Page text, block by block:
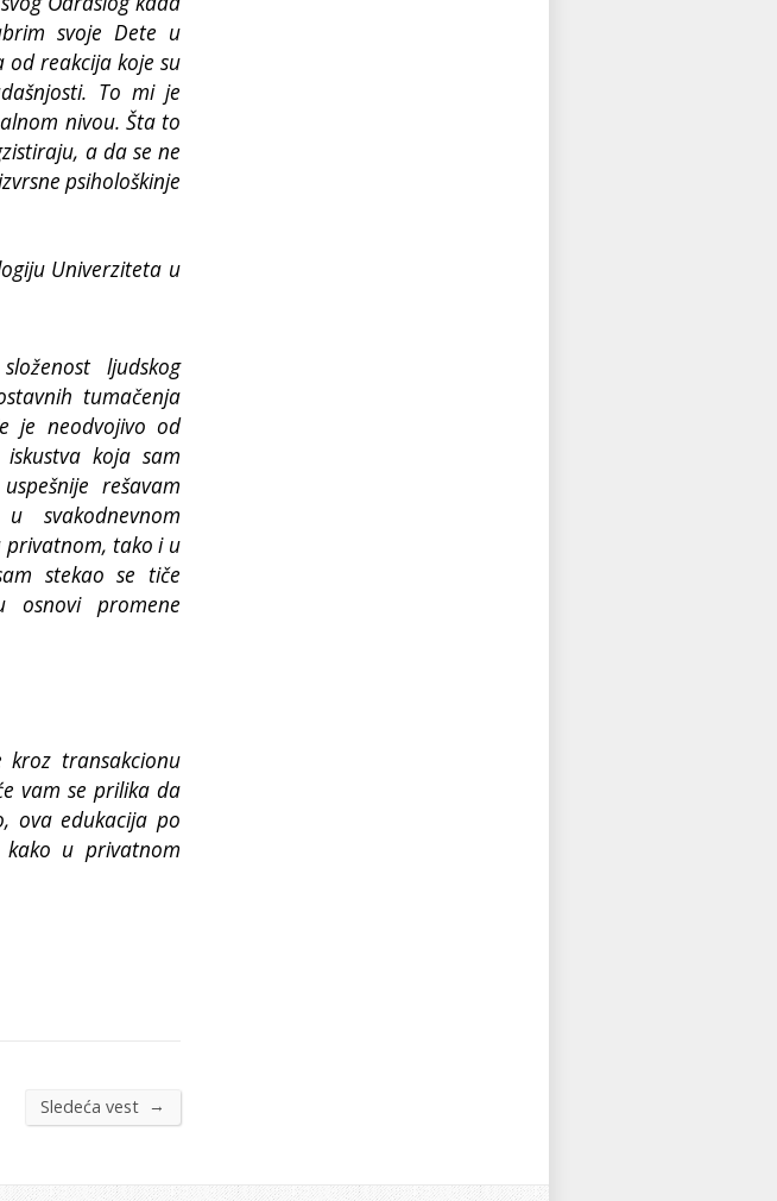
svoje Dete u
reakcija koje su
To mi je
nivou. Šta to
a da se ne
psihološkinje
Univerziteta u
ljudskog
tumačenja
je neodvojivo od
koja sam
rešavam
svakodnevnom
privatnom, tako i u
stekao se tiče
osnovi promene
kroz transakcionu
vam se prilika da
ova edukacija po
kako u privatnom
Sledeća vest →